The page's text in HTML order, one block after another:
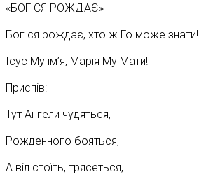
«БОГ СЯ РОЖДАЄ»
Бог ся рождає, хто ж Го може знати!
Ісус Му ім’я, Марія Му Мати!
Приспів:
Тут Ангели чудяться,
Рожденного бояться,
А віл стоїть, трясеться,